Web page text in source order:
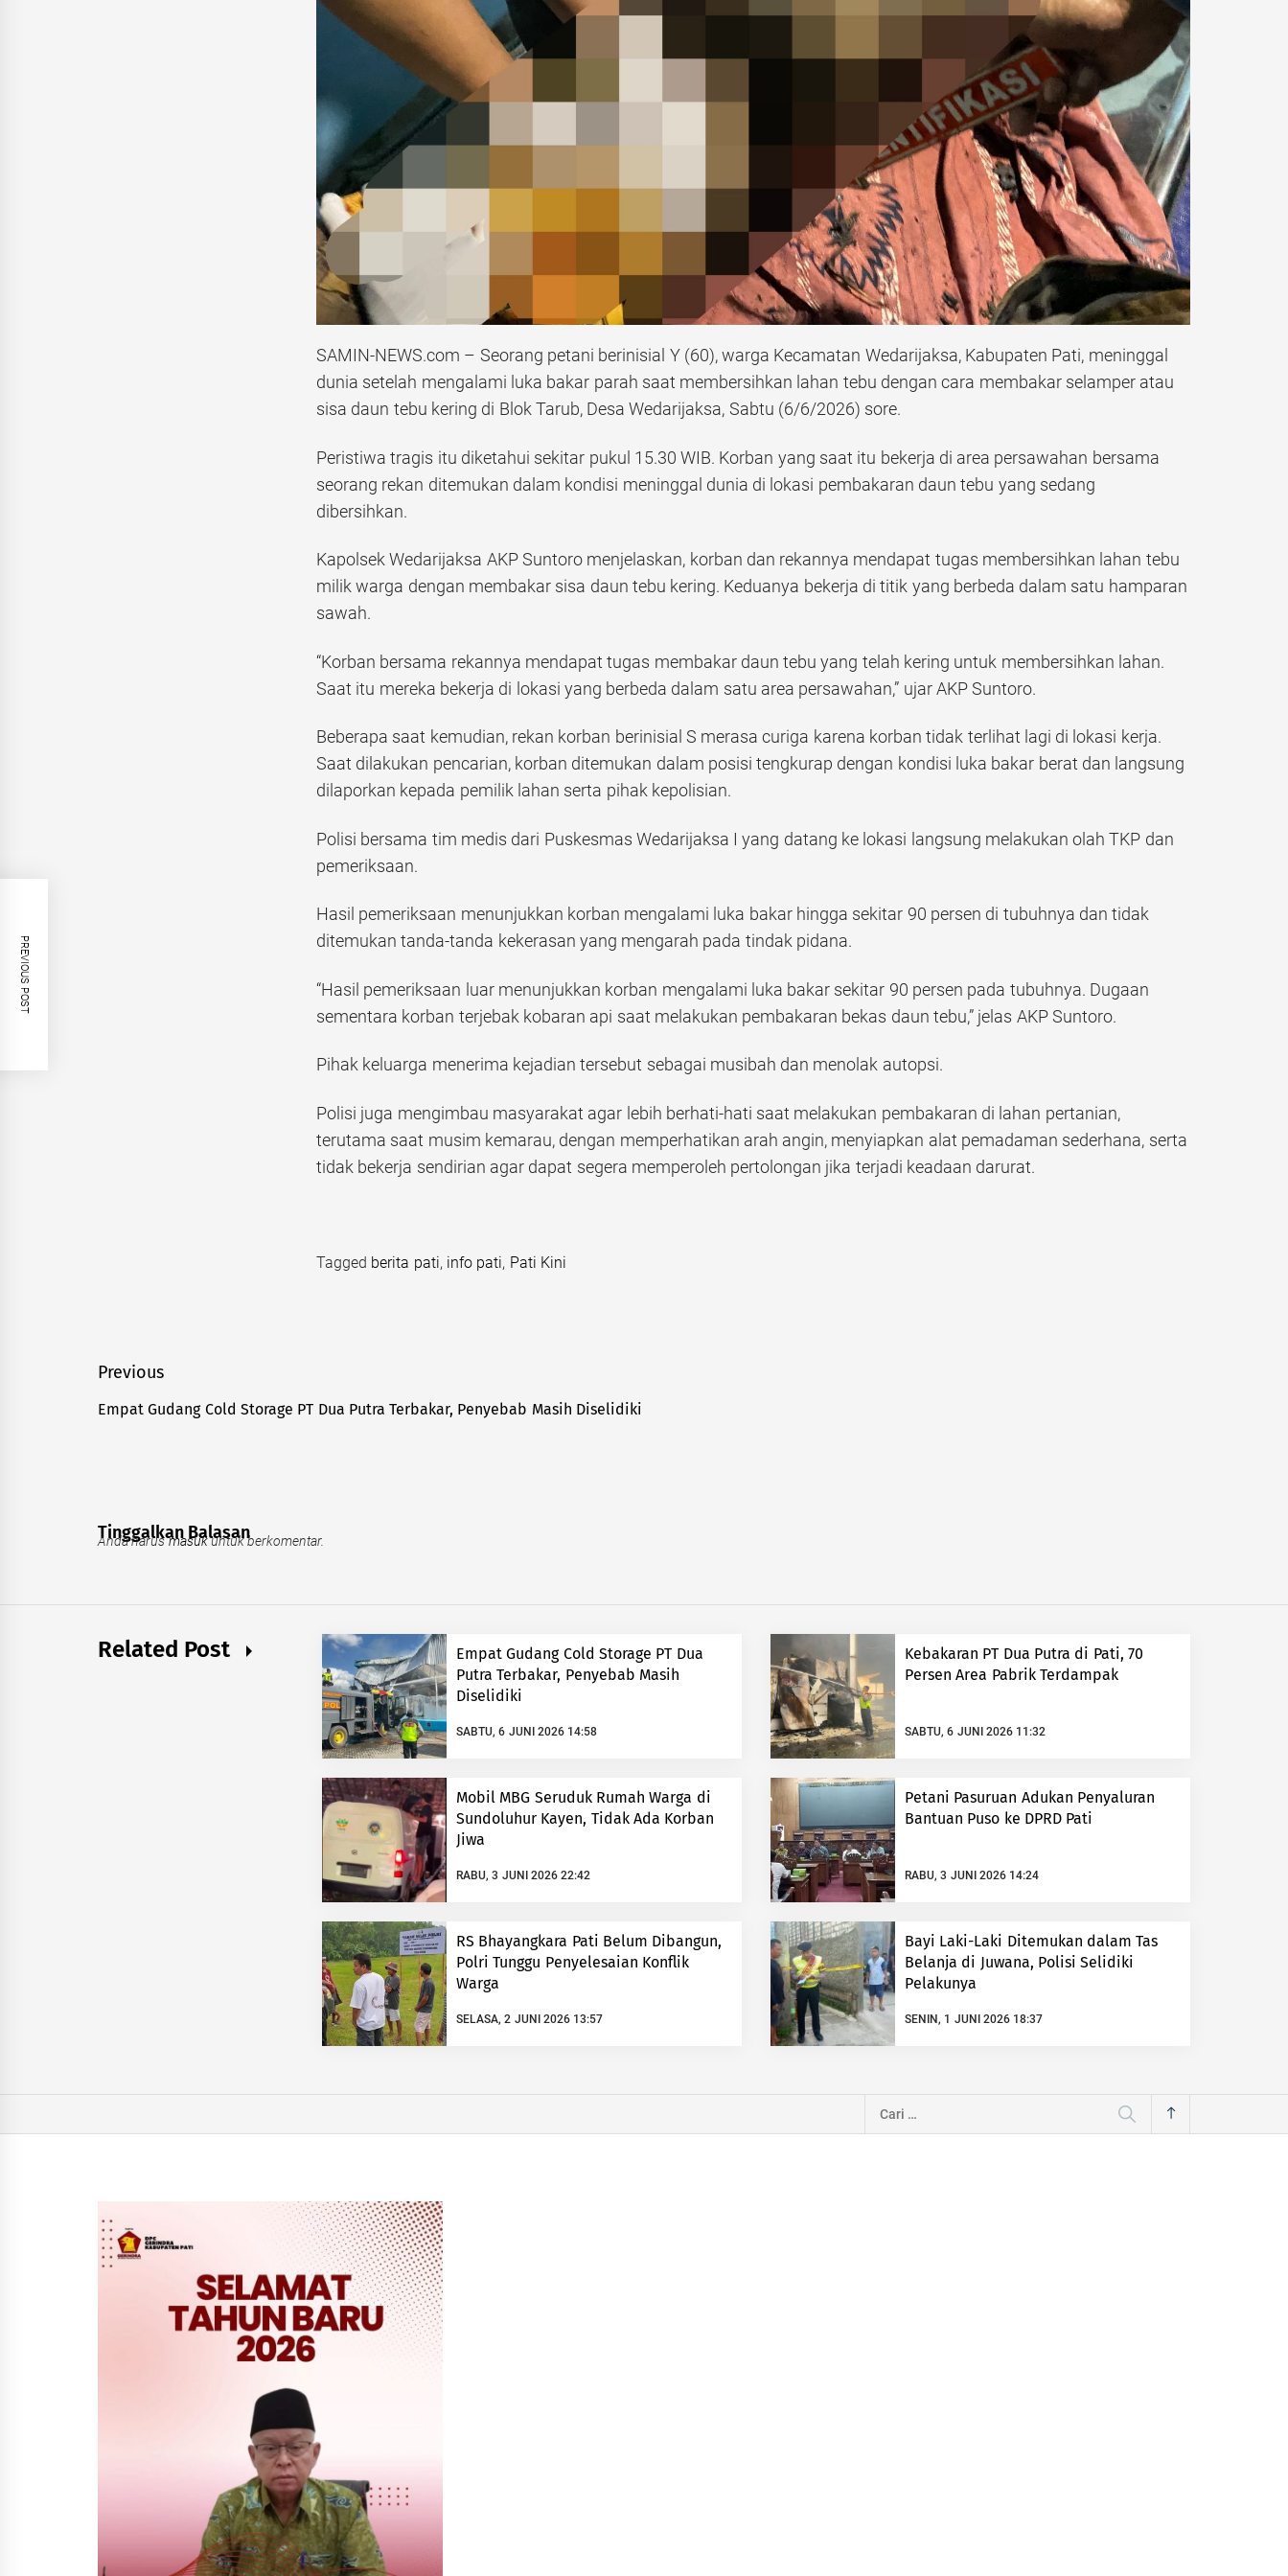
SAMIN-NEWS.com – Seorang petani berinisial Y (60), warga Kecamatan Wedarijaksa, Kabupaten Pati, meninggal
dunia setelah mengalami luka bakar parah saat membersihkan lahan tebu dengan cara membakar selamper atau
sisa daun tebu kering di Blok Tarub, Desa Wedarijaksa, Sabtu (6/6/2026) sore.
Peristiwa tragis itu diketahui sekitar pukul 15.30 WIB. Korban yang saat itu bekerja di area persawahan bersama
seorang rekan ditemukan dalam kondisi meninggal dunia di lokasi pembakaran daun tebu yang sedang
dibersihkan.
Kapolsek Wedarijaksa AKP Suntoro menjelaskan, korban dan rekannya mendapat tugas membersihkan lahan tebu
milik warga dengan membakar sisa daun tebu kering. Keduanya bekerja di titik yang berbeda dalam satu hamparan
sawah.
“Korban bersama rekannya mendapat tugas membakar daun tebu yang telah kering untuk membersihkan lahan.
Saat itu mereka bekerja di lokasi yang berbeda dalam satu area persawahan,” ujar AKP Suntoro.
Beberapa saat kemudian, rekan korban berinisial S merasa curiga karena korban tidak terlihat lagi di lokasi kerja.
Saat dilakukan pencarian, korban ditemukan dalam posisi tengkurap dengan kondisi luka bakar berat dan langsung
dilaporkan kepada pemilik lahan serta pihak kepolisian.
Polisi bersama tim medis dari Puskesmas Wedarijaksa I yang datang ke lokasi langsung melakukan olah TKP dan
pemeriksaan.
Hasil pemeriksaan menunjukkan korban mengalami luka bakar hingga sekitar 90 persen di tubuhnya dan tidak
ditemukan tanda-tanda kekerasan yang mengarah pada tindak pidana.
“Hasil pemeriksaan luar menunjukkan korban mengalami luka bakar sekitar 90 persen pada tubuhnya. Dugaan
sementara korban terjebak kobaran api saat melakukan pembakaran bekas daun tebu,” jelas AKP Suntoro.
Pihak keluarga menerima kejadian tersebut sebagai musibah dan menolak autopsi.
Polisi juga mengimbau masyarakat agar lebih berhati-hati saat melakukan pembakaran di lahan pertanian,
terutama saat musim kemarau, dengan memperhatikan arah angin, menyiapkan alat pemadaman sederhana, serta
tidak bekerja sendirian agar dapat segera memperoleh pertolongan jika terjadi keadaan darurat.
Tagged berita pati, info pati, Pati Kini
Navigasi
pos
Previous
Previous
Empat Gudang Cold Storage PT Dua Putra Terbakar, Penyebab Masih Diselidiki
PREVIOUS POST
Tinggalkan Balasan
Anda harusmasukuntuk berkomentar.
Related Post
Empat Gudang Cold Storage PT Dua
Putra Terbakar, Penyebab Masih
Diselidiki
SABTU, 6 JUNI 2026 14:58
Kebakaran PT Dua Putra di Pati, 70
Persen Area Pabrik Terdampak
SABTU, 6 JUNI 2026 11:32
Mobil MBG Seruduk Rumah Warga di
Sundoluhur Kayen, Tidak Ada Korban
Jiwa
RABU, 3 JUNI 2026 22:42
Petani Pasuruan Adukan Penyaluran
Bantuan Puso ke DPRD Pati
RABU, 3 JUNI 2026 14:24
RS Bhayangkara Pati Belum Dibangun,
Polri Tunggu Penyelesaian Konflik
Warga
SELASA, 2 JUNI 2026 13:57
Bayi Laki-Laki Ditemukan dalam Tas
Belanja di Juwana, Polisi Selidiki
Pelakunya
SENIN, 1 JUNI 2026 18:37
Cari
untuk: